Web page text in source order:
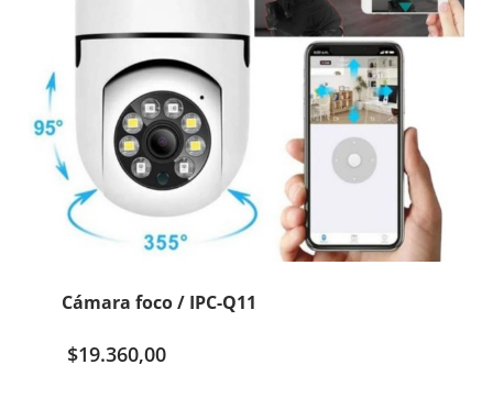
Cámara foco / IPC-Q11
$19.360,00